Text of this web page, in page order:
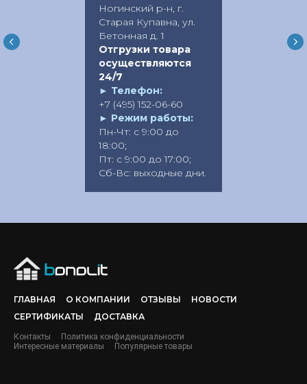
Ногинский р-н, г.
Старая Купавна, ул.
Бетонная д. 1
Отгрузки товара
осуществляются
24/7
► Телефон:
+7 (495) 152-06-60
► Режим работы:
Пн-Чт: с 9:00 до
18:00;
Пт: с 9:00 до 17:00;
Сб-Вс: выходные дни.
ГЛАВНАЯ О КОМПАНИИ ОТЗЫВЫ
НОВОСТИ
СЕРТИФИКАТЫ
ДОСТАВКА
Контакты
Политика конфиденциальности
Интересные материалы
Популярные товары